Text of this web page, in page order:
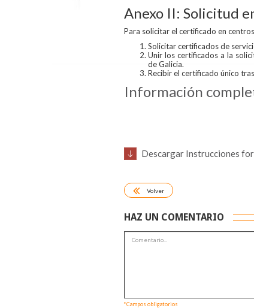
Anexo II: Solicitud
Para solicitar el certificado en
Solicitar certificados de
Unir los certificados a la
de Galicia.
Recibir el certificado único
Información
Descargar Instrucciones
Volver
HAZ UN COMENTARIO
*Campos obligatorios